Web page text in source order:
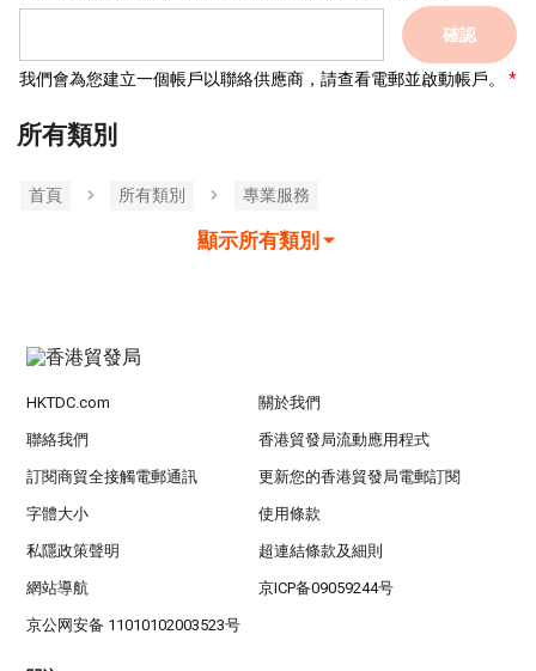
確認
我們會為您建立一個帳戶以聯絡供應商，請查看電郵並啟動帳戶。
所有類別
首頁 所有類別 專業服務
顯示所有類別
HKTDC.com 關於我們
聯絡我們 香港貿發局流動應用程式
訂閱商貿全接觸電郵通訊 更新您的香港貿發局電郵訂閱
字體大小 使用條款
私隱政策聲明 超連結條款及細則
網站導航 京ICP备09059244号
京公网安备 11010102003523号